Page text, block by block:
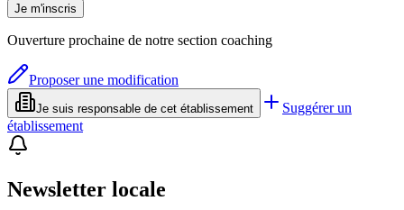
Je m'inscris
Ouverture prochaine de notre section coaching
Proposer une modification
Je suis responsable de cet établissement
Suggérer un
établissement
Newsletter locale